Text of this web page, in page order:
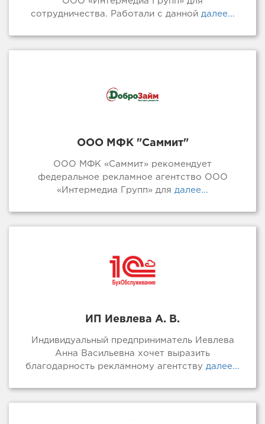
сотрудничества. Работали с даннойдалее...
ООО МФК "Саммит"
ООО МФК «Саммит» рекомендует
федеральное рекламное агентство ООО
«Интермедиа Групп» для далее...
ИП Иевлева А. В.
Индивидуальный предприниматель Иевлева
Анна Васильевна хочет выразить
благодарность рекламному агентству далее...